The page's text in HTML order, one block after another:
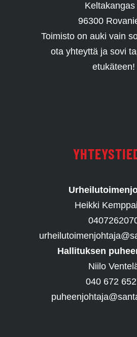
Keltakangas
96300
Toimisto on auki vain
ota yhteyttä ja sovi
etukäteen!
Heikki
Hallituksen
Niilo
040 672